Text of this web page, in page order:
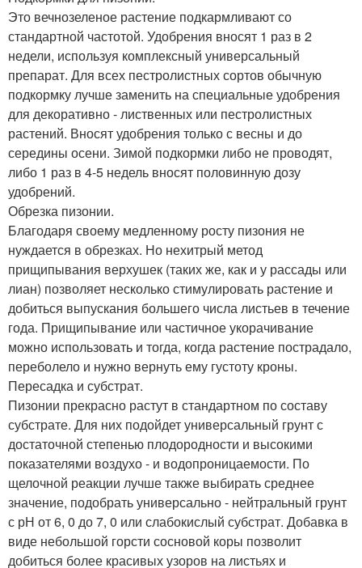
Это вечнозеленое растение подкармливают со
стандартной частотой. Удобрения вносят 1 раз в 2
недели, используя комплексный универсальный
препарат. Для всех пестролистных сортов обычную
подкормку лучше заменить на специальные удобрения
для декоративно - лиственных или пестролистных
растений. Вносят удобрения только с весны и до
середины осени. Зимой подкормки либо не проводят,
либо 1 раз в 4-5 недель вносят половинную дозу
удобрений.
Обрезка пизонии.
Благодаря своему медленному росту пизония не
нуждается в обрезках. Но нехитрый метод
прищипывания верхушек (таких же, как и у рассады или
лиан) позволяет несколько стимулировать растение и
добиться выпускания большего числа листьев в течение
года. Прищипывание или частичное укорачивание
можно использовать и тогда, когда растение пострадало,
переболело и нужно вернуть ему густоту кроны.
Пересадка и субстрат.
Пизонии прекрасно растут в стандартном по составу
субстрате. Для них подойдет универсальный грунт с
достаточной степенью плодородности и высокими
показателями воздухо - и водопроницаемости. По
щелочной реакции лучше также выбирать среднее
значение, подобрать универсально - нейтральный грунт
с рН от 6, 0 до 7, 0 или слабокислый субстрат. Добавка в
виде небольшой горсти сосновой коры позволит
добиться более красивых узоров на листьях и